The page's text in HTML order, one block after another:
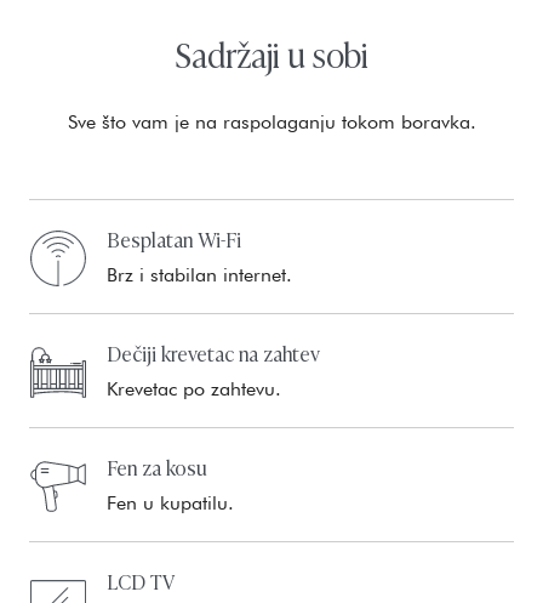
Sadržaji u sobi
Sve što vam je na raspolaganju tokom boravka.
Besplatan Wi-Fi
Brz i stabilan internet.
Dečiji krevetac na zahtev
Krevetac po zahtevu.
Fen za kosu
Fen u kupatilu.
LCD TV